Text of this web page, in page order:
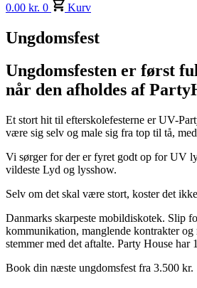
0.00 kr. 0 Kurv
Ungdomsfest
Ungdomsfesten er først
når den afholdes af
Et stort hit til efterskolefesterne er UV-
være sig selv og male sig fra top til tå,
Vi sørger for der er fyret godt op for UV
vildeste Lyd og lysshow.
Selv om det skal være stort, koster det
Danmarks skarpeste mobildiskotek. Slip
kommunikation, manglende kontrakter
stemmer med det aftalte. Party House har
Book din næste ungdomsfest fra 3.500 kr.